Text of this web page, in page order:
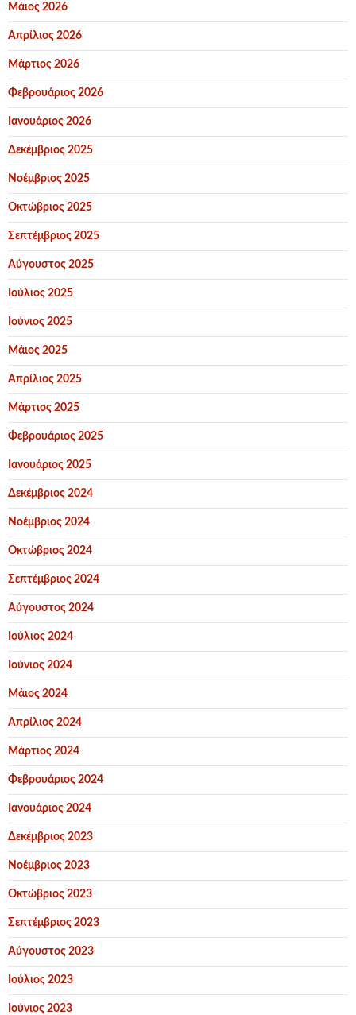
Μάιος 2026
Απρίλιος 2026
Μάρτιος 2026
Φεβρουάριος 2026
Ιανουάριος 2026
Δεκέμβριος 2025
Νοέμβριος 2025
Οκτώβριος 2025
Σεπτέμβριος 2025
Αύγουστος 2025
Ιούλιος 2025
Ιούνιος 2025
Μάιος 2025
Απρίλιος 2025
Μάρτιος 2025
Φεβρουάριος 2025
Ιανουάριος 2025
Δεκέμβριος 2024
Νοέμβριος 2024
Οκτώβριος 2024
Σεπτέμβριος 2024
Αύγουστος 2024
Ιούλιος 2024
Ιούνιος 2024
Μάιος 2024
Απρίλιος 2024
Μάρτιος 2024
Φεβρουάριος 2024
Ιανουάριος 2024
Δεκέμβριος 2023
Νοέμβριος 2023
Οκτώβριος 2023
Σεπτέμβριος 2023
Αύγουστος 2023
Ιούλιος 2023
Ιούνιος 2023